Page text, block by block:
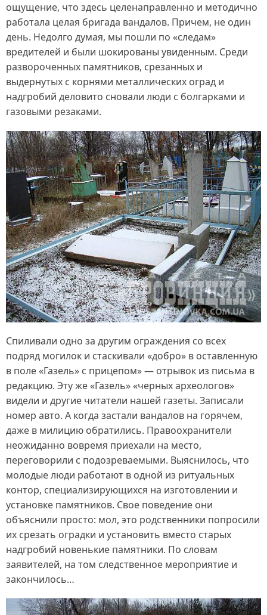
ощущение, что здесь целенаправленно и методично
работала целая бригада вандалов. Причем, не один
день. Недолго думая, мы пошли по «следам»
вредителей и были шокированы увиденным. Среди
развороченных памятников, срезанных и
выдернутых с корнями металлических оград и
надгробий деловито сновали люди с болгарками и
газовыми резаками.
Спиливали одно за другим ограждения со всех
подряд могилок и стаскивали «добро» в оставленную
в поле «Газель» с прицепом» — отрывок из письма в
редакцию. Эту же «Газель» «черных археологов»
видели и другие читатели нашей газеты. Записали
номер авто. А когда застали вандалов на горячем,
даже в милицию обратились. Правоохранители
неожиданно вовремя приехали на место,
переговорили с подозреваемыми. Выяснилось, что
молодые люди работают в одной из ритуальных
контор, специализирующихся на изготовлении и
установке памятников. Свое поведение они
объяснили просто: мол, это родственники попросили
их срезать оградки и установить вместо старых
надгробий новенькие памятники. По словам
заявителей, на том следственное мероприятие и
закончилось…